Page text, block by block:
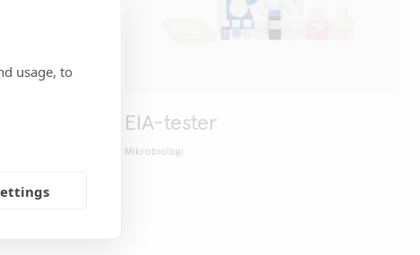
usage, to
EIA-tester
Mikrobiologi